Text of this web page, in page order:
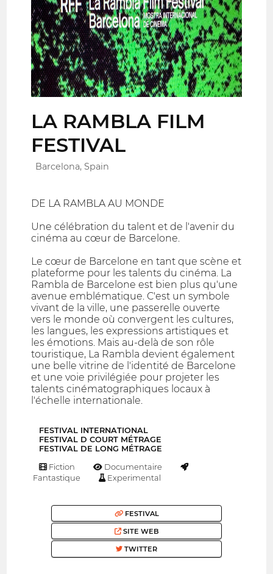
LA RAMBLA FILM
FESTIVAL
Barcelona, Spain
DE LA RAMBLA AU MONDE
Une célébration du talent et de l'avenir du
cinéma au cœur de Barcelone.
Le cœur de Barcelone en tant que scène et
plateforme pour les talents du cinéma. La
Rambla de Barcelone est bien plus qu'une
avenue emblématique. C'est un symbole
vivant de la ville, une passerelle ouverte
vers le monde où convergent les cultures,
les langues, les expressions artistiques et
les émotions. Mais au-delà de son rôle
touristique, La Rambla devient également
une belle vitrine de l'identité de Barcelone
et une voie privilégiée pour projeter les
talents cinématographiques locaux à
l'échelle internationale.
FESTIVAL INTERNATIONAL
FESTIVAL D COURT MÉTRAGE
FESTIVAL DE LONG MÉTRAGE
Fiction
Documentaire
Fantastique
Experimental
FESTIVAL
SITE WEB
TWITTER